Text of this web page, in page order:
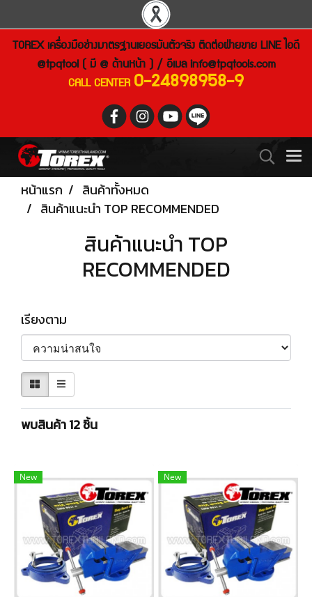
TOREX เครื่องมือช่างมาตรฐานเยอรมันตัวจริง ติดต่อฝ่ายขาย LINE ไอดี
@tpqtool ( มี @ ด้านหน้า ) / อีเมล info@tpqtools.com
CALL CENTER 0-24898958-9
หน้าแรก
สินค้าทั้งหมด
สินค้าแนะนำ TOP RECOMMENDED
สินค้าแนะนำ TOP
RECOMMENDED
เรียงตาม
พบสินค้า 12 ชิ้น
New New